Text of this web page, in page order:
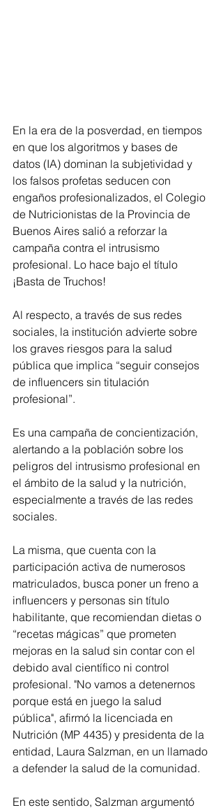
En la era de la posverdad, en tiempos
en que los algoritmos y bases de
datos (IA) dominan la subjetividad y
los falsos profetas seducen con
engaños profesionalizados, el Colegio
de Nutricionistas de la Provincia de
Buenos Aires salió a reforzar la
campaña contra el intrusismo
profesional. Lo hace bajo el título
¡Basta de Truchos!
Al respecto, a través de sus redes
sociales, la institución advierte sobre
los graves riesgos para la salud
pública que implica “seguir consejos
de influencers sin titulación
profesional”.
Es una campaña de concientización,
alertando a la población sobre los
peligros del intrusismo profesional en
el ámbito de la salud y la nutrición,
especialmente a través de las redes
sociales.
La misma, que cuenta con la
participación activa de numerosos
matriculados, busca poner un freno a
influencers y personas sin título
habilitante, que recomiendan dietas o
“recetas mágicas” que prometen
mejoras en la salud sin contar con el
debido aval científico ni control
profesional. "No vamos a detenernos
porque está en juego la salud
pública", afirmó la licenciada en
Nutrición (MP 4435) y presidenta de la
entidad, Laura Salzman, en un llamado
a defender la salud de la comunidad.
En este sentido, Salzman argumentó